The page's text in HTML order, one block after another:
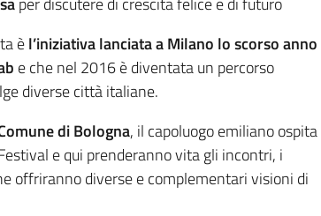
èl’iniziativa lanciata a Milano lo scorso anno
e che nel 2016 è diventata un percorso
diverse città italiane.
di Bologna, il capoluogo emiliano ospita
e qui prenderanno vita gli incontri, i
offriranno diverse e complementari visioni di